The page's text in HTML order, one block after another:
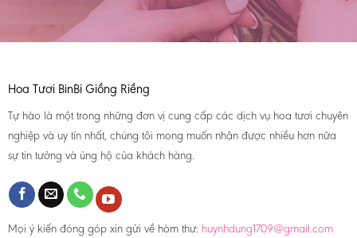
Hoa Tươi BinBi Giồng Riềng
Tự hào là một trong những đơn vị cung cấp các dịch vụ hoa tươi chuyên
nghiệp và uy tín nhất, chúng tôi mong muốn nhận được nhiều hơn nữa
sự tin tưởng và ủng hộ của khách hàng.
Mọi ý kiến đóng góp xin gửi về hòm thư: huynhdung1709@gmail.com